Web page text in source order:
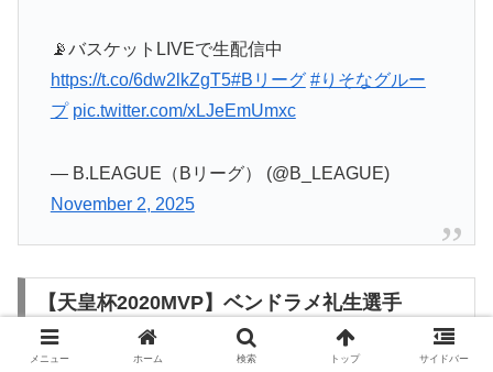
📡バスケットLIVEで生配信中
https://t.co/6dw2lkZgT5#Bリーグ #りそなグルー
プ pic.twitter.com/xLJeEmUmxc
— B.LEAGUE（Bリーグ） (@B_LEAGUE)
November 2, 2025
【天皇杯2020MVP】ベンドラメ礼生選手
メニュー ホーム 検索 トップ サイドバー